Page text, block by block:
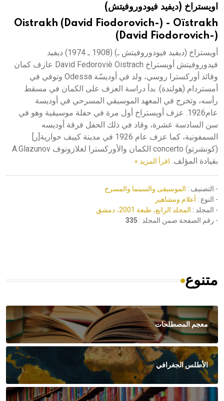
هيئة الموسوعة العربية تطلق موسوعات جديدة في عام 2026
اويستراخ (ديفيد فيودوروفيتش)
Oistrakh (David Fiodorovich-) - Oïstrakh
(David Fiodorovich-)
أويستراخ (ديفيد فيودوروفيتش ـ) (1908 ـ 1974) ديفيد
فيدوروفيتش أويستراخ David Fedoroviè Oistrach عازف كمان
وقائد أوركسترا روسي، ولد في أوديسّة Odessa وتوفي في
أمستردام (هولندة). بدأ دراسة العزف على الكمان في مسقط
رأسه، وتخرج في المعهد الموسيقي المسرحي في أوديسة
عام1926. عزف أويستراخ أول مرة في حفلة موسيقية وهو في
سن السادسة عشرة، وقاد في ذلك الحفل فرقة أوديسه
السمفونية، كما عزف عام 1926 في مدينة كييف حوارية[ر]
(كونشرتو) concerto الكمان والأوركسترا لغلازونوف A.Glazunov
بقيادة المؤلف. اقرأ المزيد »
- التصنيف : الموسيقى والسينما والمسرح
- النوع : أعلام ومشاهير
- المجلد : المجلد الرابع، طبعة 2001، دمشق
- رقم الصفحة ضمن المجلد : 335
متنوع
معجم المصطلحات
الأطلس الجغرافي